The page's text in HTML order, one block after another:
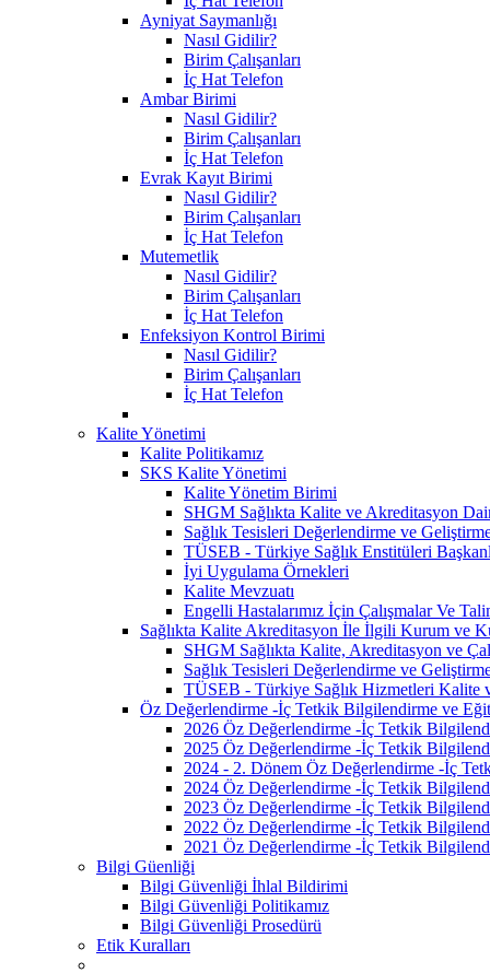
Ayniyat Saymanlığı
Nasıl Gidilir?
Birim Çalışanları
İç Hat Telefon
Ambar Birimi
Nasıl Gidilir?
Birim Çalışanları
İç Hat Telefon
Evrak Kayıt Birimi
Nasıl Gidilir?
Birim Çalışanları
İç Hat Telefon
Mutemetlik
Nasıl Gidilir?
Birim Çalışanları
İç Hat Telefon
Enfeksiyon Kontrol Birimi
Nasıl Gidilir?
Birim Çalışanları
İç Hat Telefon
Kalite Yönetimi
Kalite Politikamız
SKS Kalite Yönetimi
Kalite Yönetim Birimi
SHGM Sağlıkta Kalite ve Akreditasyon
Sağlık Tesisleri Değerlendirme ve
TÜSEB - Türkiye Sağlık Enstitüleri
İyi Uygulama Örnekleri
Kalite Mevzuatı
Engelli Hastalarımız İçin Çalışmalar Ve
Sağlıkta Kalite Akreditasyon İle İlgili Kurum ve
SHGM Sağlıkta Kalite, Akreditasyon ve
Sağlık Tesisleri Değerlendirme ve
TÜSEB - Türkiye Sağlık Hizmetleri Kalite
Öz Değerlendirme -İç Tetkik Bilgilendirme ve
2026 Öz Değerlendirme -İç Tetkik
2025 Öz Değerlendirme -İç Tetkik
2024 - 2. Dönem Öz Değerlendirme -İç
2024 Öz Değerlendirme -İç Tetkik
2023 Öz Değerlendirme -İç Tetkik
2022 Öz Değerlendirme -İç Tetkik
2021 Öz Değerlendirme -İç Tetkik
Bilgi Güenliği
Bilgi Güvenliği İhlal Bildirimi
Bilgi Güvenliği Politikamız
Bilgi Güvenliği Prosedürü
Etik Kuralları